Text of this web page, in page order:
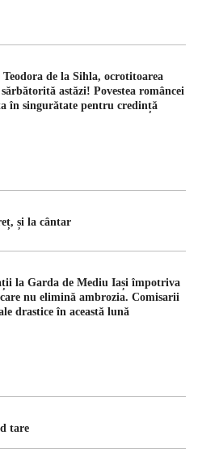
Teodora de la Sihla, ocrotitoarea
astăzi! Povestea româncei
în singurătate pentru credință
și la cântar
la Garda de Mediu Iași împotriva
nu elimină ambrozia. Comisarii
drastice în această lună
tare